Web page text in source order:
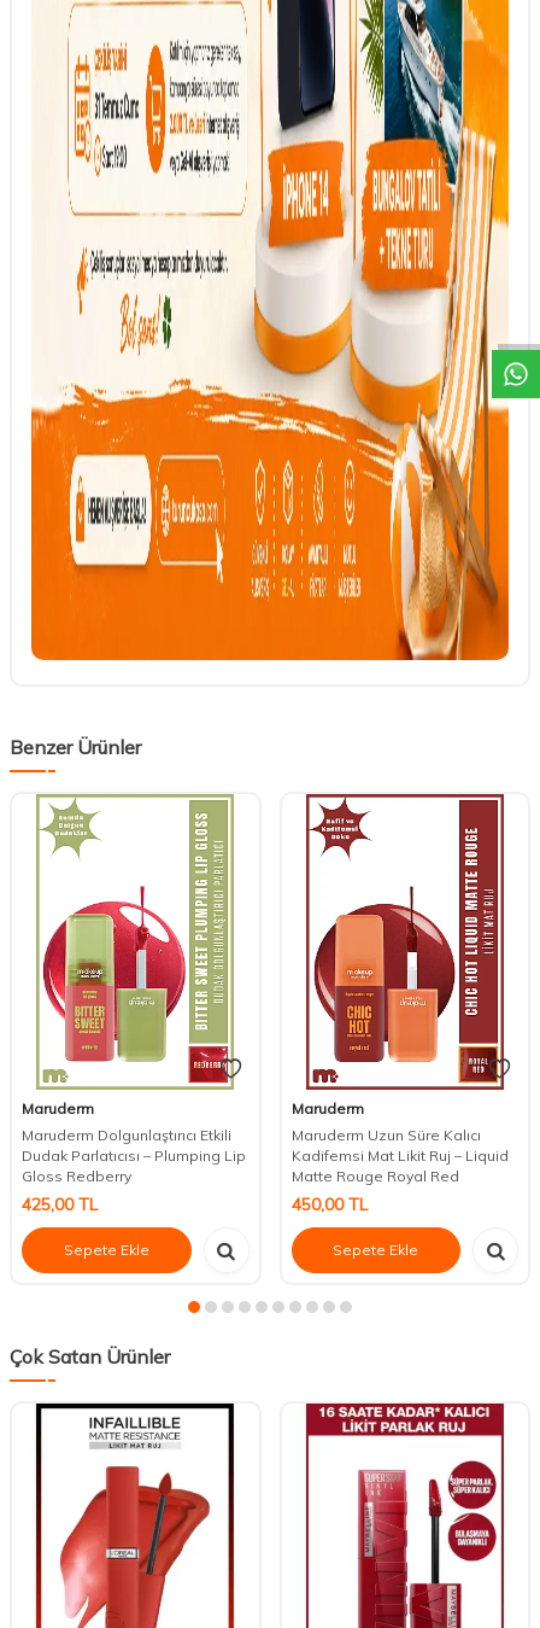
Benzer Ürünler
Maruderm
Maruderm Dolgunlaştırıcı Etkili
Dudak Parlatıcısı – Plumping Lip
Gloss Redberry
425,00TL
Sepete Ekle
Maruderm
Maruderm Uzun Süre Kalıcı
Kadifemsi Mat Likit Ruj – Liquid
Matte Rouge Royal Red
450,00TL
Sepete Ekle
Çok Satan Ürünler